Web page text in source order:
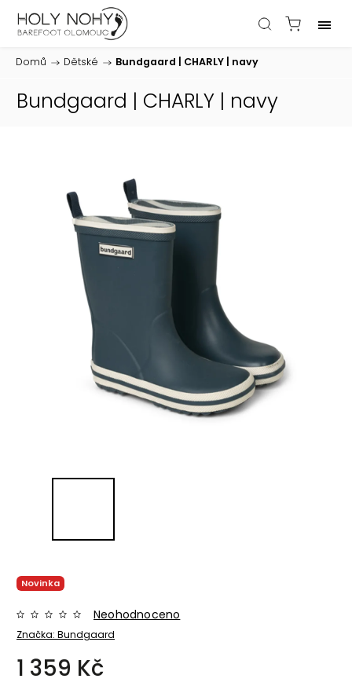
Domů / Dětské / Bundgaard | CHARLY | navy
Bundgaard | CHARLY | navy
Novinka
Značka: Bundgaard
Neohodnoceno
1 359 Kč